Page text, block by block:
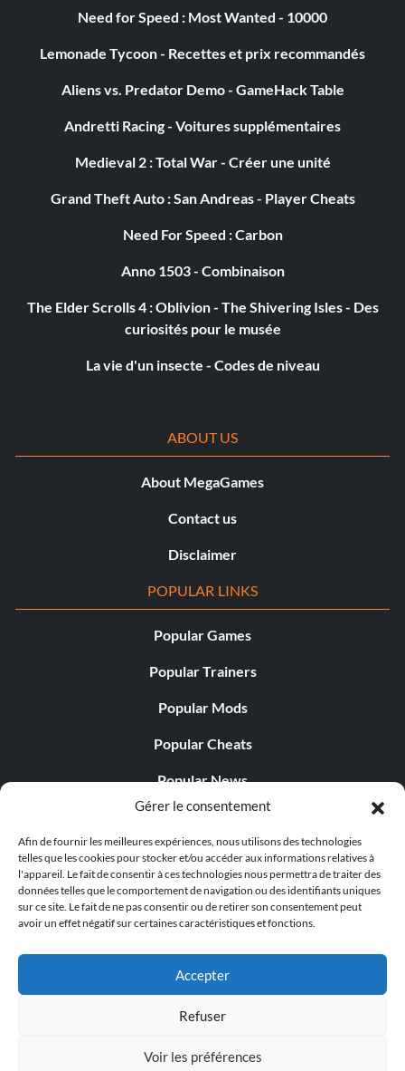
Gérer le consentement
Afin de fournir les meilleures expériences, nous utilisons des technologies
telles que les cookies pour stocker et/ou accéder aux informations relatives à
l'appareil. Le fait de consentir à ces technologies nous permettra de traiter des
données telles que le comportement de navigation ou des identifiants uniques
sur ce site. Le fait de ne pas consentir ou de retirer son consentement peut
avoir un effet négatif sur certaines caractéristiques et fonctions.
Accepter
Refuser
Voir les préférences
Need for Speed : Most Wanted - 10000
Lemonade Tycoon - Recettes et prix recommandés
Aliens vs. Predator Demo - GameHack Table
Andretti Racing - Voitures supplémentaires
Medieval 2 : Total War - Créer une unité
Grand Theft Auto : San Andreas - Player Cheats
Need For Speed : Carbon
Anno 1503 - Combinaison
The Elder Scrolls 4 : Oblivion - The Shivering Isles - Des
curiosités pour le musée
La vie d'un insecte - Codes de niveau
ABOUT US
About MegaGames
Contact us
Disclaimer
POPULAR LINKS
Popular Games
Popular Trainers
Popular Mods
Popular Cheats
Popular News
Popular Editorials
Popular Free Games
LATEST UPDATES
© 1998 - 2026 MegaGames.com All rights reserved